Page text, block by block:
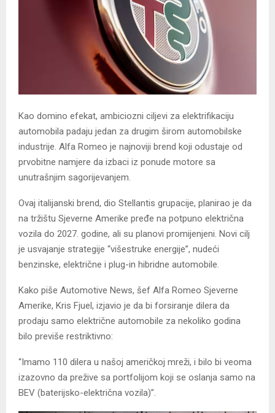
Kao domino efekat, ambiciozni ciljevi za elektrifikaciju
automobila padaju jedan za drugim širom automobilske
industrije. Alfa Romeo je najnoviji brend koji odustaje od
prvobitne namjere da izbaci iz ponude motore sa
unutrašnjim sagorijevanjem.
Ovaj italijanski brend, dio Stellantis grupacije, planirao je da
na tržištu Sjeverne Amerike pređe na potpuno električna
vozila do 2027. godine, ali su planovi promijenjeni. Novi cilj
je usvajanje strategije “višestruke energije”, nudeći
benzinske, električne i plug-in hibridne automobile.
Kako piše Automotive News, šef Alfa Romeo Sjeverne
Amerike, Kris Fjuel, izjavio je da bi forsiranje dilera da
prodaju samo električne automobile za nekoliko godina
bilo previše restriktivno:
“Imamo 110 dilera u našoj američkoj mreži, i bilo bi veoma
izazovno da prežive sa portfolijom koji se oslanja samo na
BEV (baterijsko-električna vozila)”.